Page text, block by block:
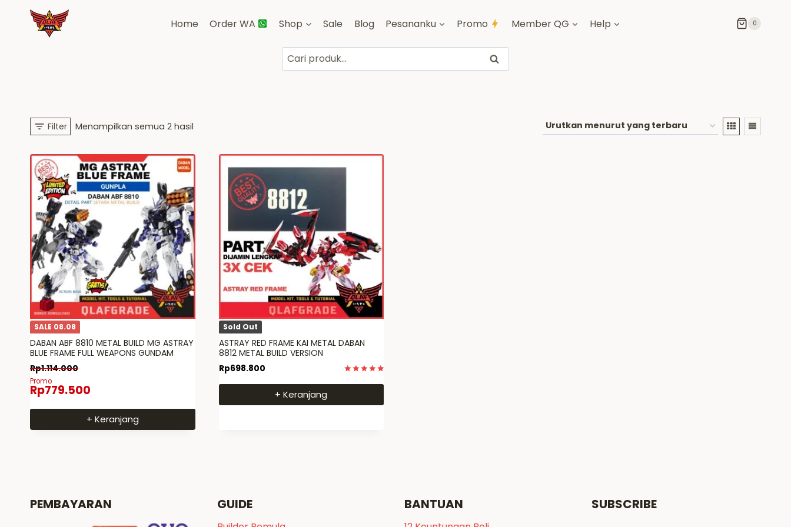
Home Order WA Shop Sale Blog Pesananku Promo Member QG Help 0
Pencarian
untuk:
Cari
Filter Menampilkan semua 2 hasil
SALE 08.08
DABAN ABF 8810 METAL BUILD MG ASTRAY
BLUE FRAME FULL WEAPONS GUNDAM
Rp1.114.000
Promo
Rp779.500
+ Keranjang
Sold Out
ASTRAY RED FRAME KAI METAL DABAN
8812 METAL BUILD VERSION
Rp698.800
+ Keranjang
PEMBAYARAN GUIDE BANTUAN SUBSCRIBE